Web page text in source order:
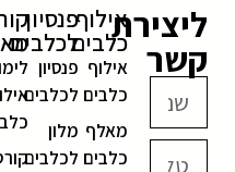
ליצירת
קשר
אילוף
כלבים
אילוף
כלבים
מאלף
כלבים
פנסיון
לכלבים
פנסיון
לכלבים
מלון
לכלבים